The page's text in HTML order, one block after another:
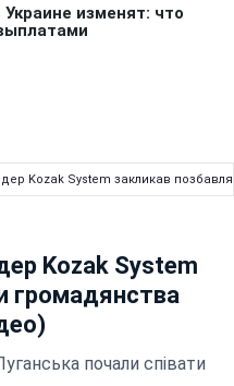
Kozak System закликав
Kozak System
громадянства
почали співати